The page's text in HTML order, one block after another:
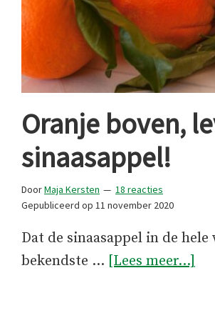
Oranje boven,
sinaasappel!
DoorMaja Kersten
18 reacties
Gepubliceerd op 11 november 2020
Dat de sinaasappel in de hele
bekendste … [Lees meer...]